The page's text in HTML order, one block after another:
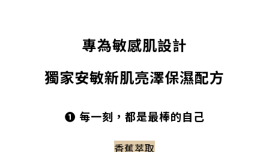
專為敏感肌設計
獨家安敏新肌亮澤保濕配方
❶ 每一刻，都是最棒的自己
香蕉萃取